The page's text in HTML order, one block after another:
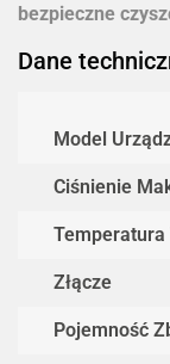
bezpieczne
Dane
Model
Ciśnienie
Temperatura
Złącze
Pojemność